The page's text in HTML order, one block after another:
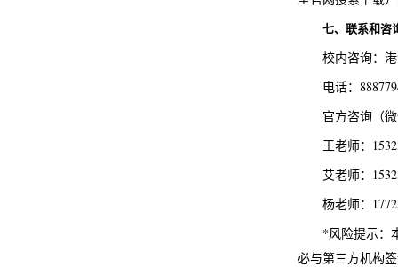
七、联系和咨
校内咨询：
电话：
官方咨询（
王老师：
艾老师：
杨老师：
*风险提示：
必与第三方机构